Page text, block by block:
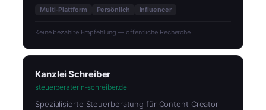
Multi-Plattform Persönlich Influencer
Keine bezahlte Empfehlung — öffentliche Recherche
Kanzlei Schreiber
steuerberaterin-schreiber.de
Spezialisierte Steuerberatung für Content Creator